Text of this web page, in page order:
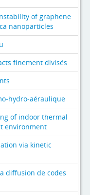
of graphene
nanoparticles
finement divisés
hydro-aéraulique
of indoor thermal
environment
via kinetic
diffusion de codes